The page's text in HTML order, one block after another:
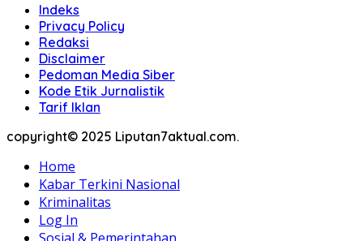
Indeks
Privacy Policy
Redaksi
Disclaimer
Pedoman Media Siber
Kode Etik Jurnalistik
Tarif Iklan
copyright© 2025 Liputan7aktual.com.
Home
Kabar Terkini Nasional
Kriminalitas
Log In
Sosial & Pemerintahan